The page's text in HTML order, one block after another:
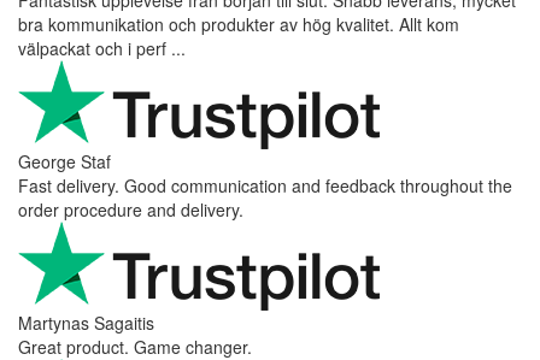
bra kommunikation och produkter av hög kvalitet. Allt kom
välpackat och i perf ...
George Staf
Fast delivery. Good communication and feedback throughout the
order procedure and delivery.
Martynas Sagaitis
Great product. Game changer.